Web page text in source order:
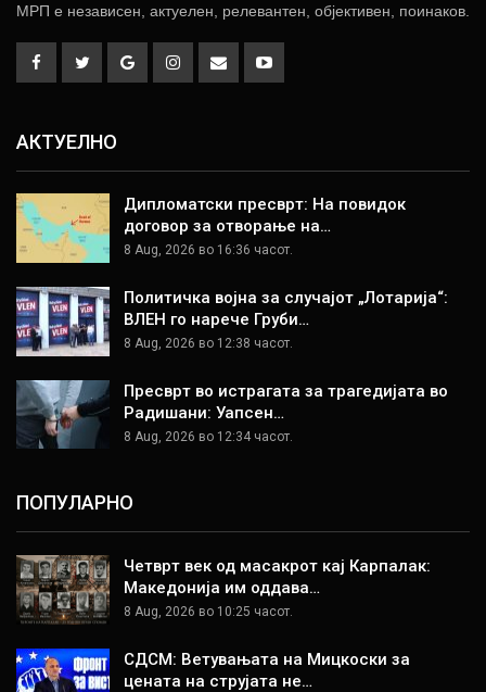
МРП е независен, актуелен, релевантен, објективен, поинаков.
АКТУЕЛНО
Дипломатски пресврт: На повидок
договор за отворање на…
8 Aug, 2026 во 16:36 часот.
Политичка војна за случајот „Лотарија“:
ВЛЕН го нарече Груби…
8 Aug, 2026 во 12:38 часот.
Пресврт во истрагата за трагедијата во
Радишани: Уапсен…
8 Aug, 2026 во 12:34 часот.
ПОПУЛАРНО
Четврт век од масакрот кај Карпалак:
Македонија им оддава…
8 Aug, 2026 во 10:25 часот.
СДСМ: Ветувањата на Мицкоски за
цената на струјата не…